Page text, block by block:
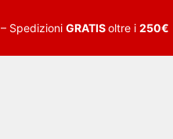
– Spedizioni GRATISoltre i 250€